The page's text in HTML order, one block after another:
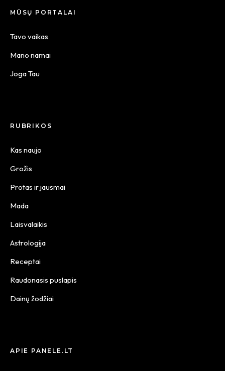
MŪSŲ PORTALAI
Tavo vaikas
Mano namai
Joga Tau
RUBRIKOS
Kas naujo
Grožis
Protas ir jausmai
Mada
Laisvalaikis
Astrologija
Receptai
Raudonasis puslapis
Dainų žodžiai
APIE PANELE.LT